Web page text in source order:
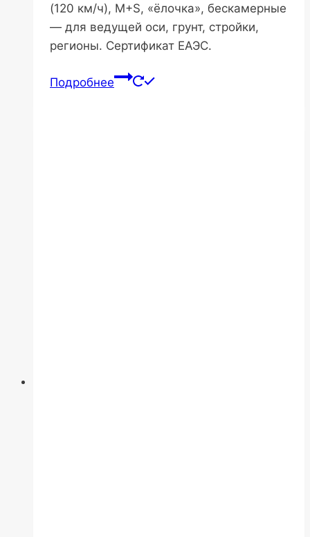
(120 км/ч), M+S, «ёлочка», бескамерные
— для ведущей оси, грунт, стройки,
регионы. Сертификат ЕАЭС.
Подробнее